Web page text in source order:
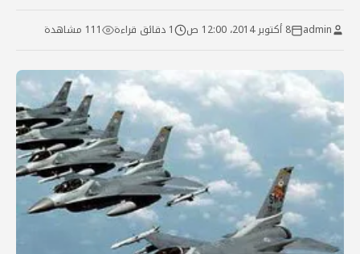
admin 8 أكتوبر 2014، 12:00 ص 1 دقائق قراءة 111 مشاهدة